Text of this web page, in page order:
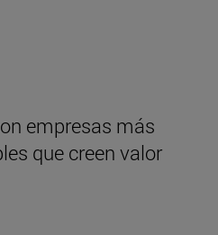
empresas más
que creen valor